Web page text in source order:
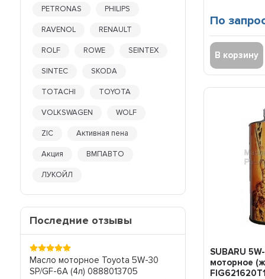
VALVOLINE
VOLKSWAGEN
VOLVO
XADO
XTEER
ZIC
PETRONAS PHILIPS
RAVENOL RENAULT
ROLF ROWE SEINTEX
SINTEC SKODA
TOTACHI TOYOTA
VOLKSWAGEN WOLF
ZIC Активная пена
Акция ВМПАВТО
ЛУКОЙЛ
Последние отзывы
Масло моторное Toyota 5W-30
SP/GF-6A (4л) 0888013705
Жидкость АКПП Zic
(4л) 162665
По
В корзину
SUBARU
моторное